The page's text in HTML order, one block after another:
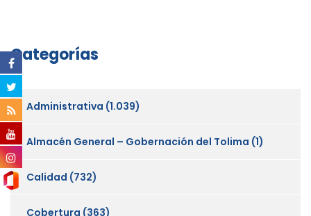
Categorías
Administrativa (1.039)
Almacén General – Gobernación del Tolima (1)
Calidad (732)
Cobertura (363)